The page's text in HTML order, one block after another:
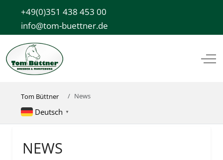
+49(0)351 438 453 00
info@tom-buettner.de
Tom Büttner News
Deutsch ▼
NEWS